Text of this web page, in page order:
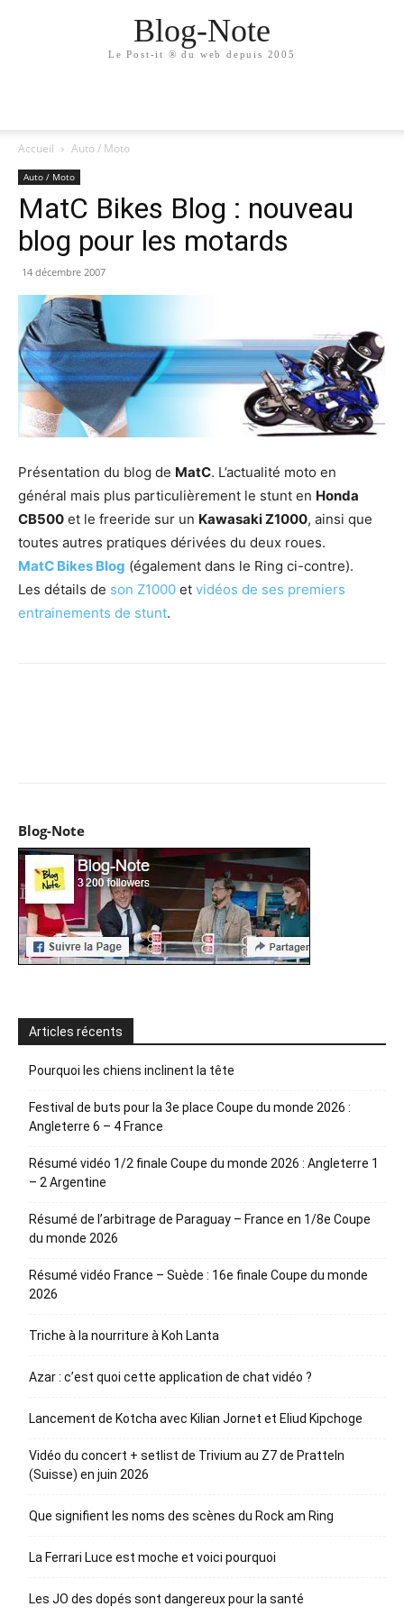
Blog-Note
Le Post-it ® du web depuis 2005
Accueil Auto / Moto
Auto / Moto
MatC Bikes Blog : nouveau
blog pour les motards
14 décembre 2007
Présentation du blog de MatC. L’actualité moto en
général mais plus particulièrement le stunt en Honda
CB500 et le freeride sur un Kawasaki Z1000, ainsi que
toutes autres pratiques dérivées du deux roues.
MatC Bikes Blog (également dans le Ring ci-contre).
Les détails de son Z1000 et vidéos de ses premiers
entrainements de stunt.
Blog-Note
Articles récents
Pourquoi les chiens inclinent la tête
Festival de buts pour la 3e place Coupe du monde 2026 :
Angleterre 6 – 4 France
Résumé vidéo 1/2 finale Coupe du monde 2026 : Angleterre 1
– 2 Argentine
Résumé de l’arbitrage de Paraguay – France en 1/8e Coupe
du monde 2026
Résumé vidéo France – Suède : 16e finale Coupe du monde
2026
Triche à la nourriture à Koh Lanta
Azar : c’est quoi cette application de chat vidéo ?
Lancement de Kotcha avec Kilian Jornet et Eliud Kipchoge
Vidéo du concert + setlist de Trivium au Z7 de Pratteln
(Suisse) en juin 2026
Que signifient les noms des scènes du Rock am Ring
La Ferrari Luce est moche et voici pourquoi
Les JO des dopés sont dangereux pour la santé